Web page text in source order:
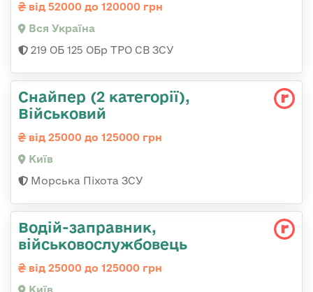
від 52000 до 120000 грн
Вся Україна
219 ОБ 125 ОБр ТРО СВ ЗСУ
Снайпер (2 категорії),
Військовий
від 25000 до 125000 грн
Київ
Морська Піхота ЗСУ
Водій-заправник,
військовослужбовець
від 25000 до 125000 грн